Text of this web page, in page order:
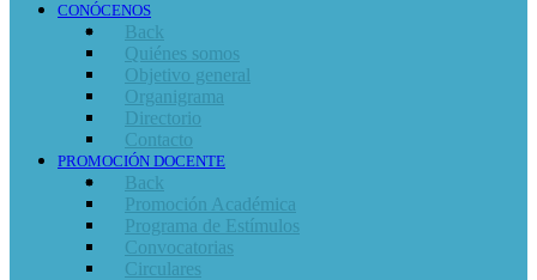
CONÓCENOS
Back
Quiénes somos
Objetivo general
Organigrama
Directorio
Contacto
PROMOCIÓN DOCENTE
Back
Promoción Académica
Programa de Estímulos
Convocatorias
Circulares